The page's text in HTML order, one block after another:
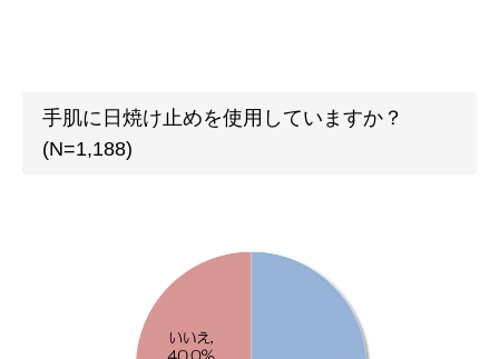
手肌に日焼け止めを使用していますか？
(N=1,188)